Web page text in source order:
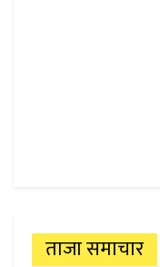
ताजा समाचार